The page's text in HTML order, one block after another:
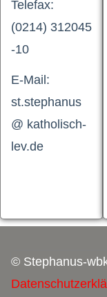
Telefax:
(0214) 312045
-10
E-Mail:
st.stephanus
@ katholisch-
lev.de
© Stephanus-